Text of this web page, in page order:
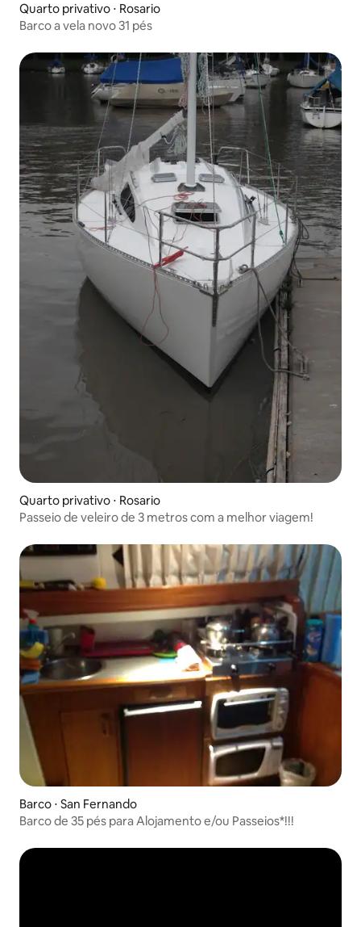
Quarto privativo ⋅ Rosario
Barco a vela novo 31 pés
Quarto privativo ⋅ Rosario
Passeio de veleiro de 3 metros com a melhor viagem!
Barco ⋅ San Fernando
Barco de 35 pés para Alojamento e/ou Passeios*!!!